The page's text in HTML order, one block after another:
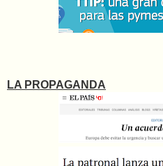
LA PROPAGANDA